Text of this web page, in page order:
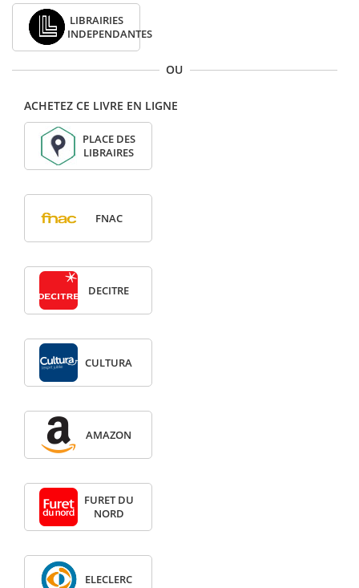
LIBRAIRIES
INDEPENDANTES
OU
ACHETEZ CE LIVRE EN LIGNE
PLACE DES
LIBRAIRES
FNAC
DECITRE
CULTURA
AMAZON
FURET DU
NORD
ELECLERC